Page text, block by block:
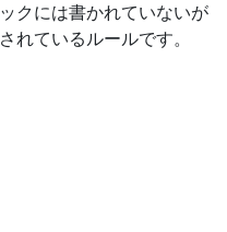
クには書かれていないが
れているルールです。